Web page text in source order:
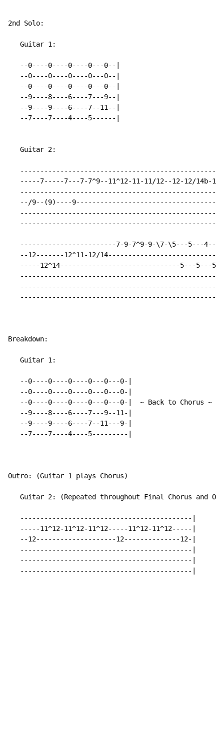
2nd Solo:
   Guitar 1:
   --0----0----0----0---0--|
   --0----0----0----0---0--|
   --0----0----0----0---0--|
   --9----8----6----7---9--|
   --9----9----6----7--11--|
   --7----7----4----5------|
   Guitar 2:
-----7-----7---7-7^9--11^12-11-11/12--12-12/14b-
--/9--(9)----
------------------------7-9-7^9-9-\7-\5---5---4---
--12-------12^11-12/
-----12^14------------------------------5---5---
Breakdown:
   Guitar 1:
   --0----0----0----0---0---0-|
   --0----0----0----0---0---0-|
   --0----0----0----0---0---0-|  ~ Back to Chorus ~
   --9----8----6----7---9--11-|
   --9----9----6----7--11---9-|
   --7----7----4----5---------|
Outro: (Guitar 1 plays Chorus)
Guitar 2: (Repeated throughout Final Chorus and
   -------------------------------------------|
   -----11^12-11^12-11^12-----11^12-11^12-----|
   --12--------------------12--------------12-|
   -------------------------------------------|
   -------------------------------------------|
   -------------------------------------------|